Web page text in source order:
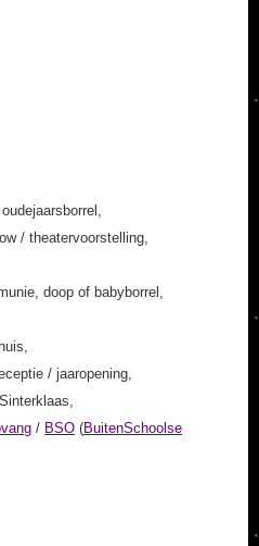
/ theatervoorstelling,
doop of babyborrel,
/ jaaropening,
/ BSO (BuitenSchoolse